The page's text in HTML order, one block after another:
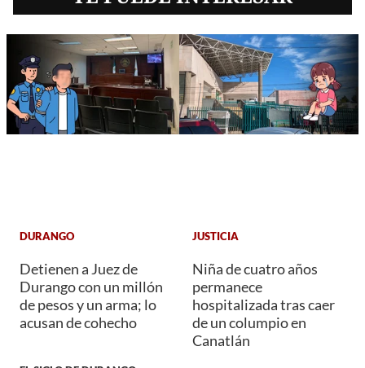
DURANGO
Detienen a Juez de
Durango con un millón
de pesos y un arma; lo
acusan de cohecho
JUSTICIA
Niña de cuatro años
permanece
hospitalizada tras caer
de un columpio en
Canatlán